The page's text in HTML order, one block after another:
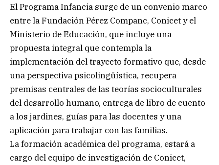
El Programa Infancia surge de un convenio marco
entre la Fundación Pérez Companc, Conicet y el
Ministerio de Educación, que incluye una
propuesta integral que contempla la
implementación del trayecto formativo que, desde
una perspectiva psicolingüística, recupera
premisas centrales de las teorías socioculturales
del desarrollo humano, entrega de libro de cuento
a los jardines, guías para las docentes y una
aplicación para trabajar con las familias.
La formación académica del programa, estará a
cargo del equipo de investigación de Conicet,